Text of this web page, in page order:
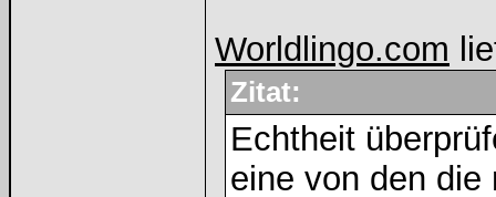
Worldlingo.com
Zitat:
Echtheit
eine von den die